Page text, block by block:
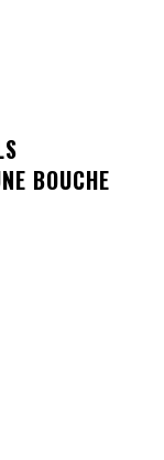
BOUCHE